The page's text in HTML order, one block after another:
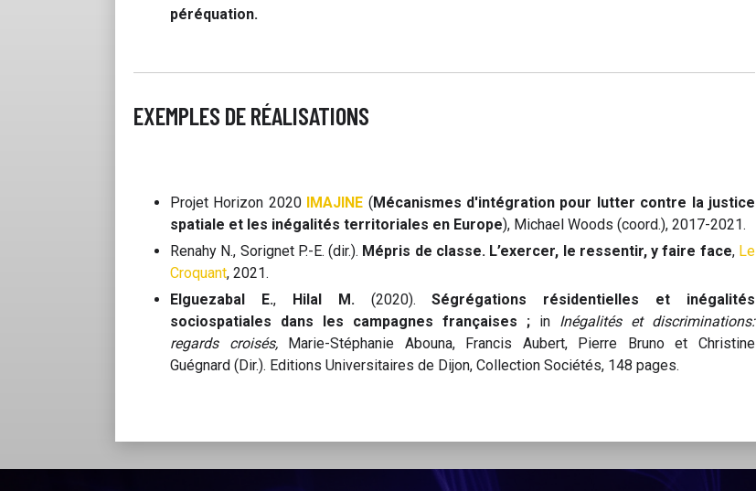
péréquation.
EXEMPLES DE RÉALISATIONS
Projet Horizon 2020 IMAJINE (Mécanismes d'intégration pour lutter contre la justice
spatiale et les inégalités territoriales en Europe), Michael Woods (coord.), 2017-2021.
Renahy N., Sorignet P.-E. (dir.). Mépris de classe. L’exercer, le ressentir, y faire face, Le
Croquant, 2021.
Elguezabal E.,Hilal M. (2020).Ségrégations résidentielles et inégalités
sociospatiales dans les campagnes françaises ; in Inégalités et discriminations:
regards croisés, Marie-Stéphanie Abouna, Francis Aubert, Pierre Bruno et Christine
Guégnard (Dir.). Editions Universitaires de Dijon, Collection Sociétés, 148 pages.